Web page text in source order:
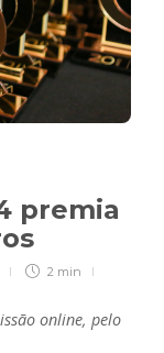
premia
2 min
online, pelo